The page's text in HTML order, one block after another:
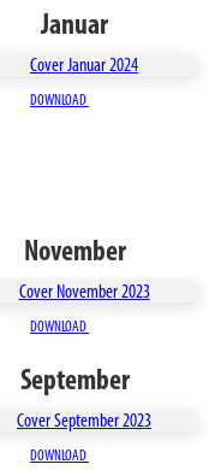
Januar
DOWNLOAD
November
DOWNLOAD
September
DOWNLOAD